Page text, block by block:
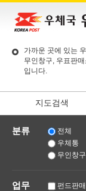
가까운 곳에 있는
무인창구, 우표판
입니다.
지도검색
분류 전체
우체통
무인창구
업무
펀드판매